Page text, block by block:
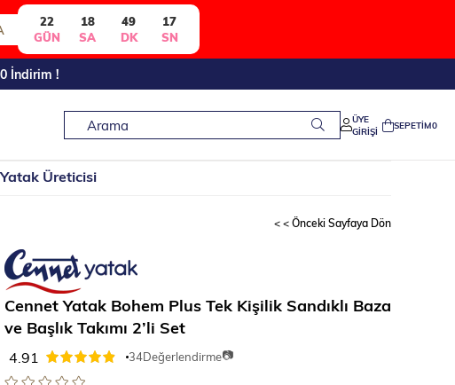
22
GÜN
18
SA
49
DK
16
SN
İndirim !
ÜYE
GIRIŞI
SEPETIM0
< < Önceki Sayfaya Dön
Cennet Yatak Bohem Plus Tek Kişilik Sandıklı Baza
ve Başlık Takımı 2’li Set
4.91 34Değerlendirme📷